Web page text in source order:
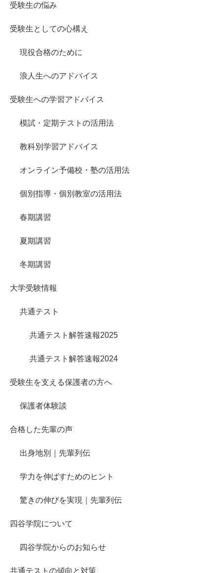
受験生の悩み
受験生としての心構え
現役合格のために
浪人生へのアドバイス
受験生への学習アドバイス
模試・定期テストの活用法
教科別学習アドバイス
オンライン予備校・塾の活用法
個別指導・個別教室の活用法
春期講習
夏期講習
冬期講習
大学受験情報
共通テスト
共通テスト解答速報2025
共通テスト解答速報2024
受験生を支える保護者の方へ
保護者体験談
合格した先輩の声
出身地別｜先輩列伝
学力を伸ばすためのヒント
驚きの伸びを実現｜先輩列伝
四谷学院について
四谷学院からのお知らせ
共通テストの傾向と対策